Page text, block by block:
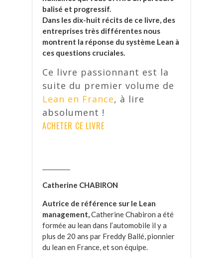
balisé et progressif.
Dans les dix-huit récits de ce livre, des
entreprises très différentes nous
montrent la réponse du système Lean à
ces questions cruciales.
Ce livre passionnant est la
suite du premier volume de
Lean en France, à lire
absolument !
ACHETER CE LIVRE
Catherine CHABIRON
Autrice de référence sur le Lean
management,Catherine Chabiron a été
formée au lean dans l’automobile il y a
plus de 20 ans par Freddy Ballé, pionnier
du lean en France, et son équipe.